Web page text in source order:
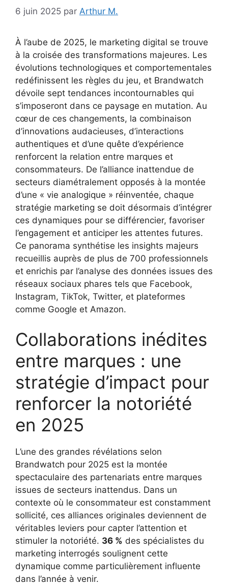
6 juin 2025 par Arthur M.
À l’aube de 2025, le marketing digital se trouve
à la croisée des transformations majeures. Les
évolutions technologiques et comportementales
redéfinissent les règles du jeu, et Brandwatch
dévoile sept tendances incontournables qui
s’imposeront dans ce paysage en mutation. Au
cœur de ces changements, la combinaison
d’innovations audacieuses, d’interactions
authentiques et d’une quête d’expérience
renforcent la relation entre marques et
consommateurs. De l’alliance inattendue de
secteurs diamétralement opposés à la montée
d’une « vie analogique » réinventée, chaque
stratégie marketing se doit désormais d’intégrer
ces dynamiques pour se différencier, favoriser
l’engagement et anticiper les attentes futures.
Ce panorama synthétise les insights majeurs
recueillis auprès de plus de 700 professionnels
et enrichis par l’analyse des données issues des
réseaux sociaux phares tels que Facebook,
Instagram, TikTok, Twitter, et plateformes
comme Google et Amazon.
Collaborations inédites
entre marques : une
stratégie d’impact pour
renforcer la notoriété
en 2025
L’une des grandes révélations selon
Brandwatch pour 2025 est la montée
spectaculaire des partenariats entre marques
issues de secteurs inattendus. Dans un
contexte où le consommateur est constamment
sollicité, ces alliances originales deviennent de
véritables leviers pour capter l’attention et
stimuler la notoriété. 36 % des spécialistes du
marketing interrogés soulignent cette
dynamique comme particulièrement influente
dans l’année à venir.